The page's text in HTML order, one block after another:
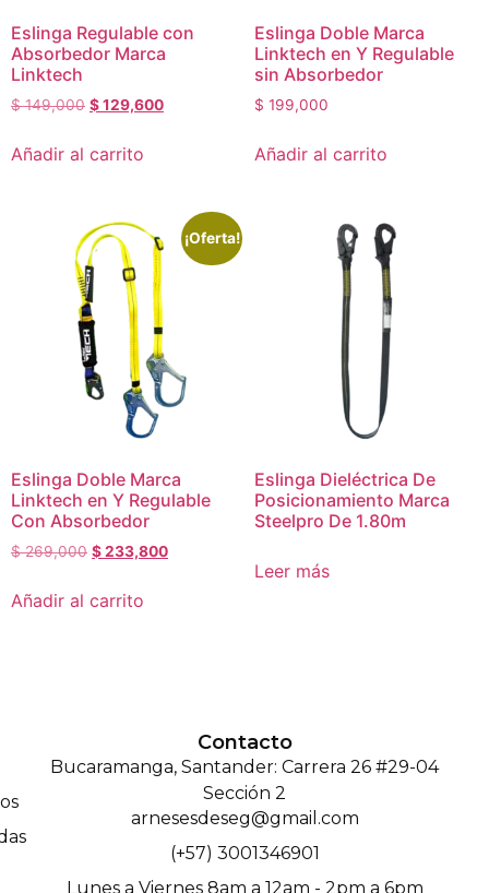
Eslinga Regulable con
Absorbedor Marca
Linktech
$149,000 $129,600
Añadir al carrito
Eslinga Doble Marca
Linktech en Y Regulable
sin Absorbedor
$ 199,000
Añadir al carrito
¡Oferta!
Eslinga Doble Marca
Linktech en Y Regulable
Con Absorbedor
$269,000 $233,800
Añadir al carrito
Eslinga Dieléctrica De
Posicionamiento Marca
Steelpro De 1.80m
Leer más
Contacto
Bucaramanga, Santander: Carrera 26 #29-04
Sección 2
arnesesdeseg@gmail.com
(+57) 3001346901
Lunes a Viernes 8am a 12am - 2pm a 6pm